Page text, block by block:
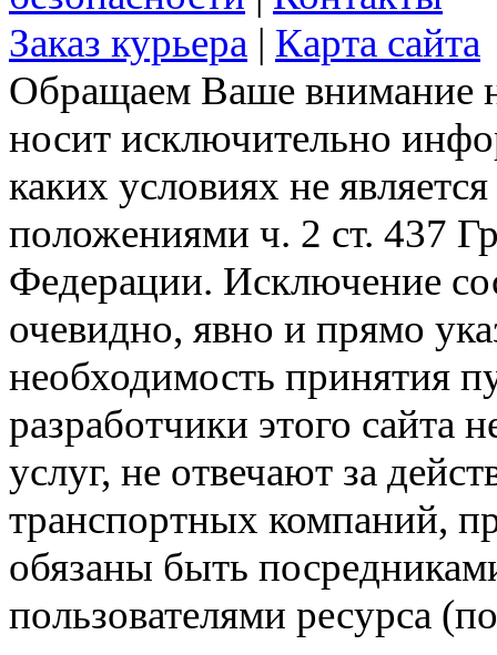
Заказ курьера | Карта сайта
Обращаем Ваше внимание
носит исключительно
каких условиях не
положениями ч. 2 ст. 437
Федерации. Исключение
очевидно, явно и прямо
необходимость принятия
разработчики этого сайта
услуг, не отвечают за
транспортных компаний,
обязаны быть
пользователями ресурса